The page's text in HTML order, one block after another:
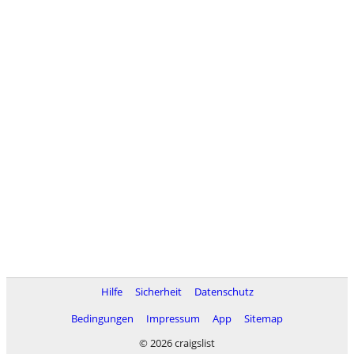
Hilfe Sicherheit
Datenschutz
Bedingungen
Impressum App
Sitemap
© 2026 craigslist